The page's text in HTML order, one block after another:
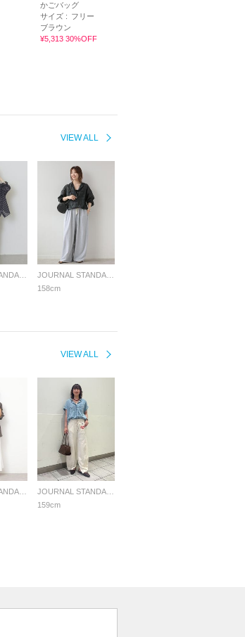
かごバッグ
サイズ : フリー
ブラウン
¥5,313 30%OFF
VIEW ALL
158cm
VIEW ALL
159cm